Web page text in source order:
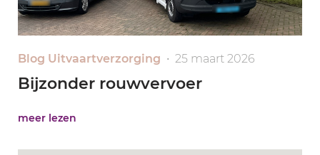
Blog Uitvaartverzorging • 25 maart 2026
Bijzonder rouwvervoer
meer lezen